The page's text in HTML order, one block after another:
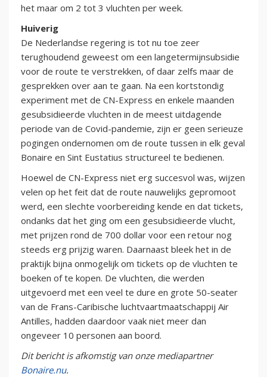
het maar om 2 tot 3 vluchten per week.
Huiverig
De Nederlandse regering is tot nu toe zeer
terughoudend geweest om een langetermijnsubsidie ​​
voor de route te verstrekken, of daar zelfs maar de
gesprekken over aan te gaan. Na een kortstondig
experiment met de CN-Express en enkele maanden
gesubsidieerde vluchten in de meest uitdagende
periode van de Covid-pandemie, zijn er geen serieuze
pogingen ondernomen om de route tussen in elk geval
Bonaire en Sint Eustatius structureel te bedienen.
Hoewel de CN-Express niet erg succesvol was, wijzen
velen op het feit dat de route nauwelijks gepromoot
werd, een slechte voorbereiding kende en dat tickets,
ondanks dat het ging om een gesubsidieerde vlucht,
met prijzen rond de 700 dollar voor een retour nog
steeds erg prijzig waren. Daarnaast bleek het in de
praktijk bijna onmogelijk om tickets op de vluchten te
boeken of te kopen. De vluchten, die werden
uitgevoerd met een veel te dure en grote 50-seater
van de Frans-Caribische luchtvaartmaatschappij Air
Antilles, hadden daardoor vaak niet meer dan
ongeveer 10 personen aan boord.
Dit bericht is afkomstig van onze mediapartner
Bonaire.nu.